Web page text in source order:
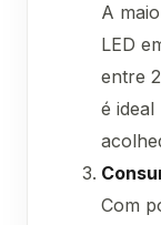
A
LED
entre
é
Com